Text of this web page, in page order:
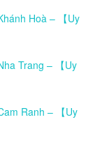
Hoà – 【Uy
Trang – 【Uy
Ranh – 【Uy